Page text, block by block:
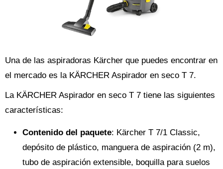
Una de las aspiradoras Kärcher que puedes encontrar en
el mercado es la KÄRCHER Aspirador en seco T 7.
La KÄRCHER Aspirador en seco T 7 tiene las siguientes
características:
Contenido del paquete: Kärcher T 7/1 Classic,
depósito de plástico, manguera de aspiración (2 m),
tubo de aspiración extensible, boquilla para suelos